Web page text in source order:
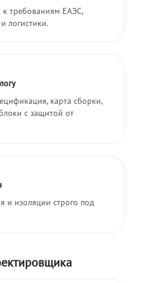
к требованиям ЕАЭС,
логистики.
карта сборки,
с защитой от
и изоляции строго под